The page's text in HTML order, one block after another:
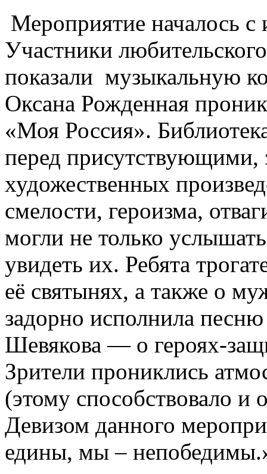
Мероприятие началось с
Участники
показали музыкальную
Оксана Рожденная
«Моя Россия».
перед присутствующими,
художественных
смелости, героизма,
могли не только
увидеть их. Ребята
её святынях, а также о
задорно исполнила
Шевякова — о героях-
Зрители прониклись
(этому способствовало
Девизом данного
едины, мы –